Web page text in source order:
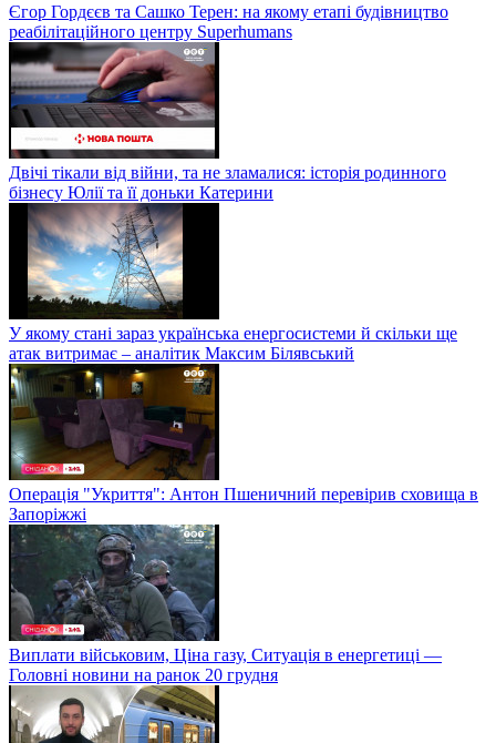
Єгор Гордєєв та Сашко Терен: на якому етапі будівництво
реабілітаційного центру Superhumans
Двічі тікали від війни, та не зламалися: історія родинного
бізнесу Юлії та її доньки Катерини
У якому стані зараз українська енергосистеми й скільки ще
атак витримає – аналітик Максим Білявський
Операція "Укриття": Антон Пшеничний перевірив сховища в
Запоріжжі
Виплати військовим, Ціна газу, Ситуація в енергетиці —
Головні новини на ранок 20 грудня